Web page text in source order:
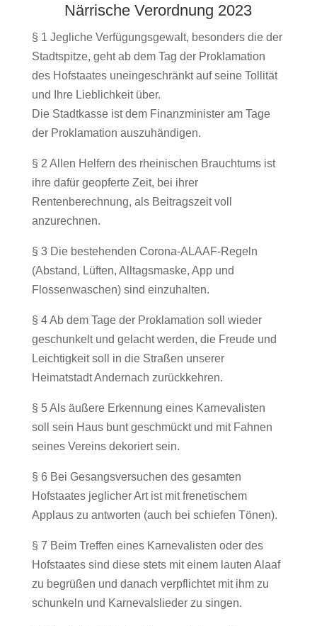
Närrische Verordnung 2023
§ 1 Jegliche Verfügungsgewalt, besonders die der
Stadtspitze, geht ab dem Tag der Proklamation
des Hofstaates uneingeschränkt auf seine Tollität
und Ihre Lieblichkeit über.
Die Stadtkasse ist dem Finanzminister am Tage
der Proklamation auszuhändigen.
§ 2 Allen Helfern des rheinischen Brauchtums ist
ihre dafür geopferte Zeit, bei ihrer
Rentenberechnung, als Beitragszeit voll
anzurechnen.
§ 3 Die bestehenden Corona-ALAAF-Regeln
(Abstand, Lüften, Alltagsmaske, App und
Flossenwaschen) sind einzuhalten.
§ 4 Ab dem Tage der Proklamation soll wieder
geschunkelt und gelacht werden, die Freude und
Leichtigkeit soll in die Straßen unserer
Heimatstadt Andernach zurückkehren.
§ 5 Als äußere Erkennung eines Karnevalisten
soll sein Haus bunt geschmückt und mit Fahnen
seines Vereins dekoriert sein.
§ 6 Bei Gesangsversuchen des gesamten
Hofstaates jeglicher Art ist mit frenetischem
Applaus zu antworten (auch bei schiefen Tönen).
§ 7 Beim Treffen eines Karnevalisten oder des
Hofstaates sind diese stets mit einem lauten Alaaf
zu begrüßen und danach verpflichtet mit ihm zu
schunkeln und Karnevalslieder zu singen.